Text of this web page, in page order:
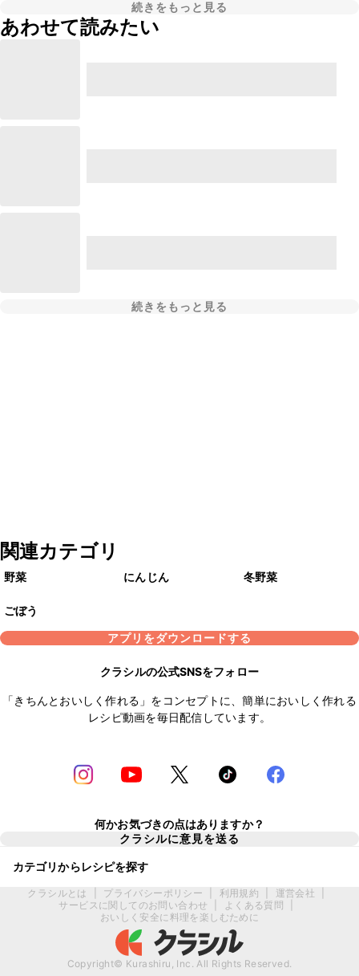
続きをもっと見る
あわせて読みたい
続きをもっと見る
関連カテゴリ
野菜 にんじん 冬野菜
ごぼう
アプリをダウンロードする
クラシルの公式SNSをフォロー
「きちんとおいしく作れる」をコンセプトに、簡単においしく作れる
レシピ動画を毎日配信しています。
何かお気づきの点はありますか？
クラシルに意見を送る
カテゴリからレシピを探す
クラシルとは プライバシーポリシー 利用規約 運営会社
サービスに関してのお問い合わせ
よくある質問
おいしく安全に料理を楽しむために
Copyright© Kurashiru, Inc. All Rights Reserved.